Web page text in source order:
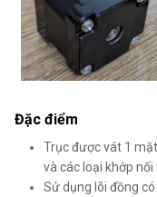
Đặc điểm
Trục được vát 1
và các loại khớp nối
Sử dụng lõi đồng